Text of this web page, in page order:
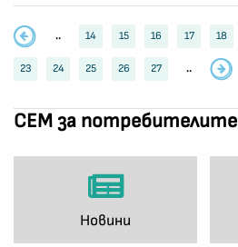
СЕМ за потребителите
Новини
.. 14 15 16 17 18
23 24 25 26 27 ..